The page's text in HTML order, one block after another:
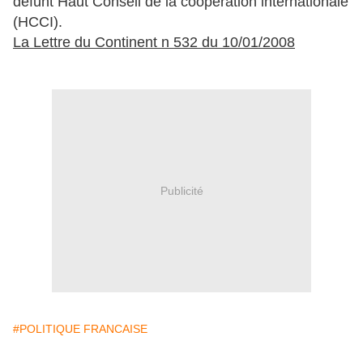
(HCCI).
La Lettre du Continent n 532 du 10/01/2008
Publicité
#POLITIQUE FRANCAISE